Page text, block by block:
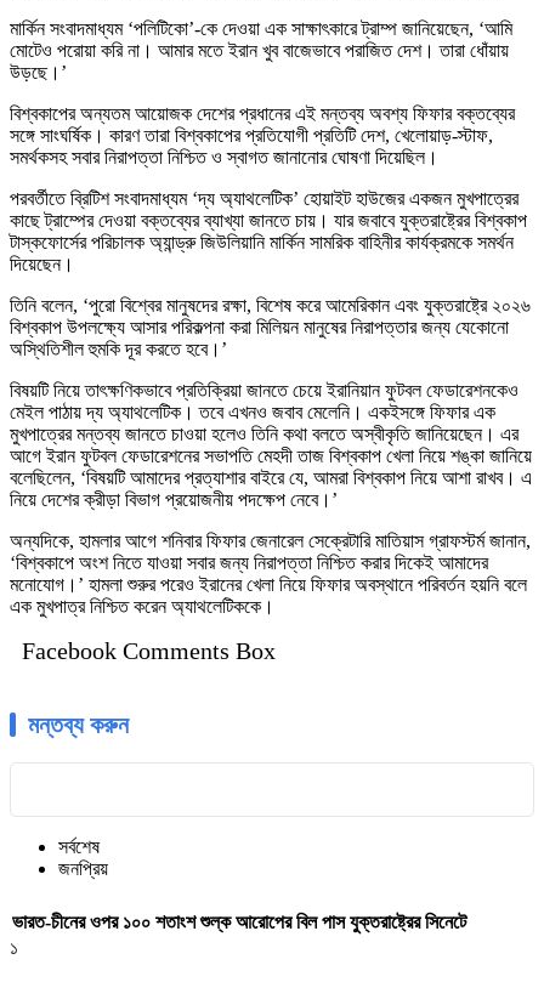
মার্কিন সংবাদমাধ্যম ‘পলিটিকো’-কে দেওয়া এক সাক্ষাৎকারে ট্রাম্প জানিয়েছেন, ‘আমি
মোটেও পরোয়া করি না। আমার মতে ইরান খুব বাজেভাবে পরাজিত দেশ। তারা ধোঁয়ায়
উড়ছে।’
বিশ্বকাপের অন্যতম আয়োজক দেশের প্রধানের এই মন্তব্য অবশ্য ফিফার বক্তব্যের
সঙ্গে সাংঘর্ষিক। কারণ তারা বিশ্বকাপের প্রতিযোগী প্রতিটি দেশ, খেলোয়াড়-স্টাফ,
সমর্থকসহ সবার নিরাপত্তা নিশ্চিত ও স্বাগত জানানোর ঘোষণা দিয়েছিল।
পরবর্তীতে ব্রিটিশ সংবাদমাধ্যম ‘দ্য অ্যাথলেটিক’ হোয়াইট হাউজের একজন মুখপাত্রের
কাছে ট্রাম্পের দেওয়া বক্তব্যের ব্যাখ্যা জানতে চায়। যার জবাবে যুক্তরাষ্ট্রের বিশ্বকাপ
টাস্কফোর্সের পরিচালক অ্যান্ড্রু জিউলিয়ানি মার্কিন সামরিক বাহিনীর কার্যক্রমকে সমর্থন
দিয়েছেন।
তিনি বলেন, ‘পুরো বিশ্বের মানুষদের রক্ষা, বিশেষ করে আমেরিকান এবং যুক্তরাষ্ট্রে ২০২৬
বিশ্বকাপ উপলক্ষ্যে আসার পরিকল্পনা করা মিলিয়ন মানুষের নিরাপত্তার জন্য যেকোনো
অস্থিতিশীল হুমকি দূর করতে হবে।’
বিষয়টি নিয়ে তাৎক্ষণিকভাবে প্রতিক্রিয়া জানতে চেয়ে ইরানিয়ান ফুটবল ফেডারেশনকেও
মেইল পাঠায় দ্য অ্যাথলেটিক। তবে এখনও জবাব মেলেনি। একইসঙ্গে ফিফার এক
মুখপাত্রের মন্তব্য জানতে চাওয়া হলেও তিনি কথা বলতে অস্বীকৃতি জানিয়েছেন। এর
আগে ইরান ফুটবল ফেডারেশনের সভাপতি মেহদী তাজ বিশ্বকাপ খেলা নিয়ে শঙ্কা জানিয়ে
বলেছিলেন, ‘বিষয়টি আমাদের প্রত্যাশার বাইরে যে, আমরা বিশ্বকাপ নিয়ে আশা রাখব। এ
নিয়ে দেশের ক্রীড়া বিভাগ প্রয়োজনীয় পদক্ষেপ নেবে।’
অন্যদিকে, হামলার আগে শনিবার ফিফার জেনারেল সেক্রেটারি মাতিয়াস গ্রাফস্টর্ম জানান,
‘বিশ্বকাপে অংশ নিতে যাওয়া সবার জন্য নিরাপত্তা নিশ্চিত করার দিকেই আমাদের
মনোযোগ।’ হামলা শুরুর পরেও ইরানের খেলা নিয়ে ফিফার অবস্থানে পরিবর্তন হয়নি বলে
এক মুখপাত্র নিশ্চিত করেন অ্যাথলেটিককে।
Facebook Comments Box
মন্তব্য করুন
সর্বশেষ
জনপ্রিয়
ভারত-চীনের ওপর ১০০ শতাংশ শুল্ক আরোপের বিল পাস যুক্তরাষ্ট্রের সিনেটে
১